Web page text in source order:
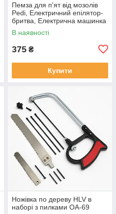
Пемза для п'ят від мозолів
Pedi, Електричний епілятор-
бритва, Електрична машинка
для чищення п'ят EU-11
В наявності
375 ₴
Купити
Ножівка по дереву HLV в
наборі з пилками OA-69